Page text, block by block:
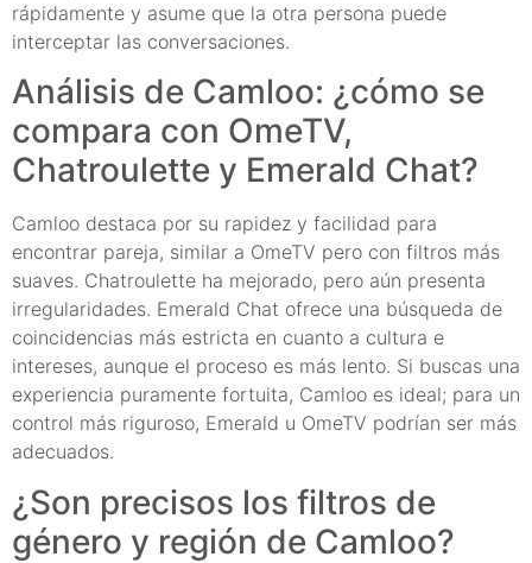
rápidamente y asume que la otra persona puede
interceptar las conversaciones.
Análisis de Camloo: ¿cómo se
compara con OmeTV,
Chatroulette y Emerald Chat?
Camloo destaca por su rapidez y facilidad para
encontrar pareja, similar a OmeTV pero con filtros más
suaves. Chatroulette ha mejorado, pero aún presenta
irregularidades. Emerald Chat ofrece una búsqueda de
coincidencias más estricta en cuanto a cultura e
intereses, aunque el proceso es más lento. Si buscas una
experiencia puramente fortuita, Camloo es ideal; para un
control más riguroso, Emerald u OmeTV podrían ser más
adecuados.
¿Son precisos los filtros de
género y región de Camloo?